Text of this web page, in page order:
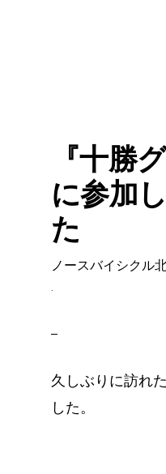
『十勝
に参加
た
ノースバイシクル
·
久しぶりに訪れ
した。